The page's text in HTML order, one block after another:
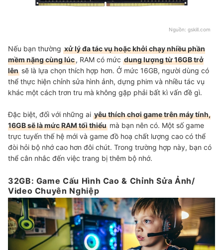
Nguồn: gskill.com
Nếu bạn thường xử lý đa tác vụ hoặc khởi chạy nhiều phần
mềm nặng cùng lúc, RAM có mức dung lượng từ 16GB trở
lên sẽ là lựa chọn thích hợp hơn. Ở mức 16GB, người dùng có
thể thực hiện chỉnh sửa hình ảnh, dựng phim và nhiều tác vụ
khác một cách trơn tru mà không gặp phải bất kì vấn đề gì.
Đặc biệt, đối với những ai yêu thích chơi game trên máy tính,
16GB sẽ là mức RAM tối thiểu mà bạn nên có. Một số game
trực tuyến thế hệ mới và game đồ hoạ chất lượng cao có thể
đòi hỏi bộ nhớ cao hơn đôi chút. Trong trường hợp này, bạn có
thể cân nhắc đến việc trang bị thêm bộ nhớ.
32GB: Game Cấu Hình Cao & Chỉnh Sửa Ảnh/
Video Chuyên Nghiệp